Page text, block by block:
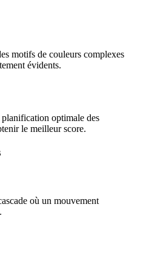
motifs de couleurs complexes
évidents.
planification optimale des
le meilleur score.
où un mouvement